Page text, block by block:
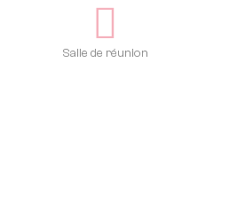
Salle de réunion